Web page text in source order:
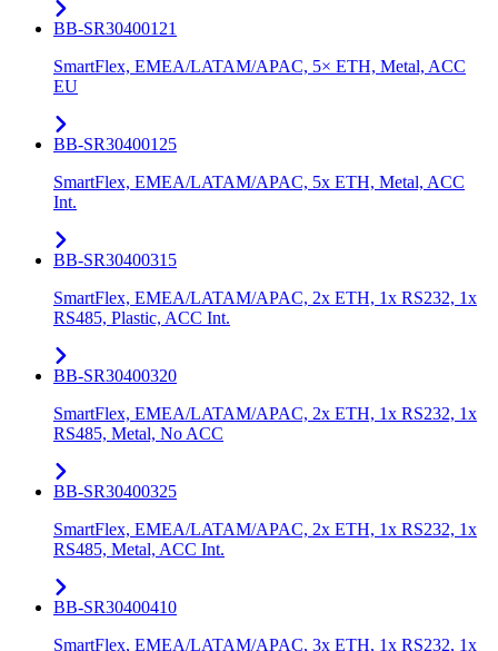
BB-SR30400121
SmartFlex, EMEA/LATAM/APAC, 5× ETH, Metal, ACC
EU
BB-SR30400125
SmartFlex, EMEA/LATAM/APAC, 5x ETH, Metal, ACC
Int.
BB-SR30400315
SmartFlex, EMEA/LATAM/APAC, 2x ETH, 1x RS232, 1x
RS485, Plastic, ACC Int.
BB-SR30400320
SmartFlex, EMEA/LATAM/APAC, 2x ETH, 1x RS232, 1x
RS485, Metal, No ACC
BB-SR30400325
SmartFlex, EMEA/LATAM/APAC, 2x ETH, 1x RS232, 1x
RS485, Metal, ACC Int.
BB-SR30400410
SmartFlex, EMEA/LATAM/APAC, 3x ETH, 1x RS232, 1x